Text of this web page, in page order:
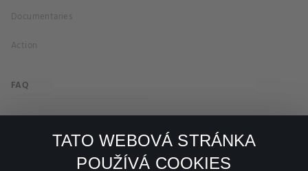
TATO WEBOVÁ STRÁNKA
POUŽÍVÁ COOKIES
Documentaries
Action
FAQ
Important links